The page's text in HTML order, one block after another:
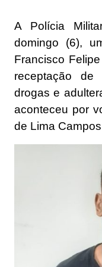
A Polícia
domingo (6),
Francisco
receptação
drogas e
aconteceu por
de Lima